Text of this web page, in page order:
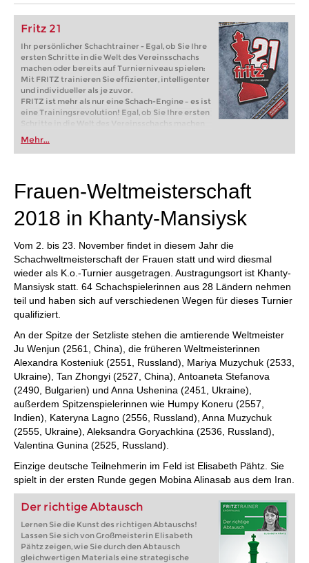
Fritz 21
Ihr persönlicher Schachtrainer - Egal, ob Sie Ihre
ersten Schritte in die Welt des Vereinsschachs
machen oder bereits auf Turnierniveau spielen:
Mit FRITZ trainieren Sie effizienter, intelligenter
und individueller als je zuvor.
FRITZ ist mehr als nur eine Schach-Engine – es ist
eine Trainingsrevolution! Egal, ob Sie Ihre ersten
Schritte in die Welt des Vereinsschachs machen
oder bereits auf Turnierniveau spielen: Mit
FRITZ trainieren Sie effizienter, intelligenter und
individueller als je zuvor.
Mehr...
Frauen-Weltmeisterschaft
2018 in Khanty-Mansiysk
Vom 2. bis 23. November findet in diesem Jahr die
Schachweltmeisterschaft der Frauen statt und wird diesmal
wieder als K.o.-Turnier ausgetragen. Austragungsort ist Khanty-
Mansiysk statt. 64 Schachspielerinnen aus 28 Ländern nehmen
teil und haben sich auf verschiedenen Wegen für dieses Turnier
qualifiziert.
An der Spitze der Setzliste stehen die amtierende Weltmeister
Ju Wenjun (2561, China), die früheren Weltmeisterinnen
Alexandra Kosteniuk (2551, Russland), Mariya Muzychuk (2533,
Ukraine), Tan Zhongyi (2527, China), Antoaneta Stefanova
(2490, Bulgarien) und Anna Ushenina (2451, Ukraine),
außerdem Spitzenspielerinnen wie Humpy Koneru (2557,
Indien), Kateryna Lagno (2556, Russland), Anna Muzychuk
(2555, Ukraine), Aleksandra Goryachkina (2536, Russland),
Valentina Gunina (2525, Russland).
Einzige deutsche Teilnehmerin im Feld ist Elisabeth Pähtz. Sie
spielt in der ersten Runde gegen Mobina Alinasab aus dem Iran.
Der richtige Abtausch
Lernen Sie die Kunst des richtigen Abtauschs!
Lassen Sie sich von Großmeisterin Elisabeth
Pähtz zeigen, wie Sie durch den Abtausch
gleichwertigen Materials eine strategische